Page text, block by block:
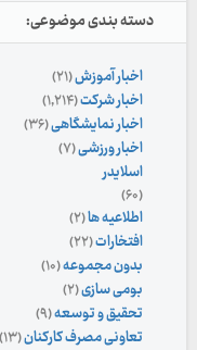
دسته بندی موضوعی:
اخبار آموزش(۲۱)
اخبار شرکت(۱,۲۱۴)
اخبار نمایشگاهی(۳۶)
اخبار ورزشی(۷)
اسلایدر
(۶۰)
اطلاعیه ها(۲)
افتخارات(۲۲)
بدون مجموعه(۱۰)
بومی سازی(۲)
تحقیق و توسعه(۹)
تعاونی مصرف کارکنان(۱۳)